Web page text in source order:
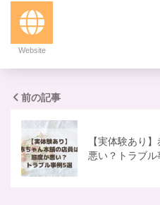
Website
前の記事
【実体験あり
悪い？トラブル